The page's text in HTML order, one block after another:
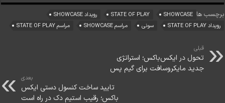
برچسب ها SHOWCASE
STATE OF PLAY
رویداد SHOWCASE
رویداد STATE OF PLAY
سونی مراسم SHOWCASE مراسم STATE OF PLAY
قبلی
تحول در ایکس‌باکس؛ استراتژی
جدید مایکروسافت برای گیم پس
بعدی
تایید ساخت کنسول دستی ایکس
باکس؛ رقیب استیم دک در راه است